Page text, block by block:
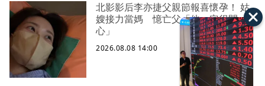
北影影后李亦捷父親節報喜懷孕！ 姑
嫂接力當媽 憶亡父「他一定很開
心」
2026.08.08 14:00